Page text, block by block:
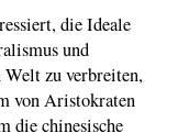
die Ideale
und
Welt zu verbreiten,
von Aristokraten
die chinesische